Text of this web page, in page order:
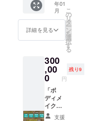
形でお
申込み
いただ
けま
す。
⸻
code：
少しだ
け“整っ
た自
分”で。
皆さん
が笑顔
で語り
表が手
がける
料理と
で乾杯 •
チーム
ゲーム
／クイ
ズ：豪
華景品
もご用
意！ •
スペ
シャル
座談
ととき
です。
当日の
流れ
オープ
ニング
挨拶 &
乾杯
（赤塚
元気 ×
藤澤向
希） •
向希を
はじ
華ゲス
トと共
遊び・
学び・
つなが
り」を
体感で
きるひ
ととき
です。
ルワイ
ンをご
用意。
ゴルフ
なら、
どなた
でもご
参加い
ただけ
ます。
ここで
しか体
DRAエ
イトマ
ン
（MIYA
3F）
⸻
特別な
一夜
を、あ
なたと
共に。
％5（パ
ター
ン） ※
先着５
０名様
限定！
※参加者
して限
定記念
グッズ
付き！
（非売
品）
2025年
11月28
＋食事
チェッ
ク／有
酸素マ
シン3ヶ
月使い
エクソ
ソーム
吸引3回
付き プ
ラス
％5（
パー
ファイ
スコ
ア-10攻
略)+%5
2周年記
念祭(仮
称)参加
初回カ
ウンセ
リン
グ・ス
イング
解析・
ゴルフ
レッス
年01
月
詳細を見る
こ
の
リ
タ
ー
ン
を
選
択
す
る
300
,00
0 円
残り9
「ボ
ディメ
イク・
6ヶ月習
支援